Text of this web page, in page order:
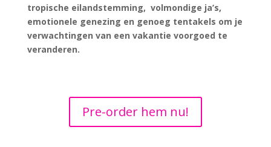
tropische eilandstemming, volmondige ja’s,
emotionele genezing en genoeg tentakels om je
verwachtingen van een vakantie voorgoed te
veranderen.
Pre-order hem nu!